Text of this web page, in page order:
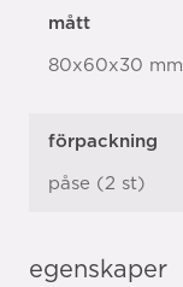
mått
80x60x30 mm
förpackning
påse (2 st)
egenskaper